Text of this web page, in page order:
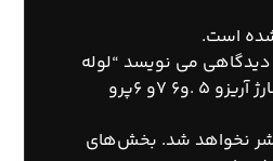
است.
می نویسد “لوله
برگشت روغن توربو شارژ آریزو ۵ .و۶ ٧و ۶پرو
نخواهد شد. بخش‌های